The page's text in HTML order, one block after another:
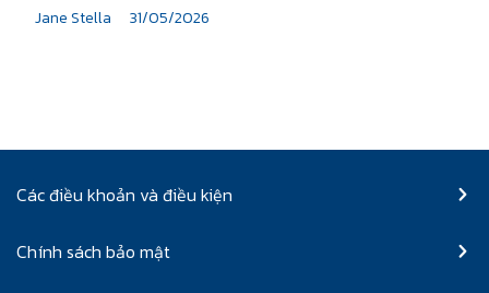
Jane Stella 31/05/2026
Các điều khoản và điều kiện
Chính sách bảo mật